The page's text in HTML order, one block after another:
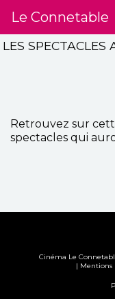
Le Connetable
LES SPECTACLES
Retrouvez sur
spectacles qui
Cinéma Le
| Mentions